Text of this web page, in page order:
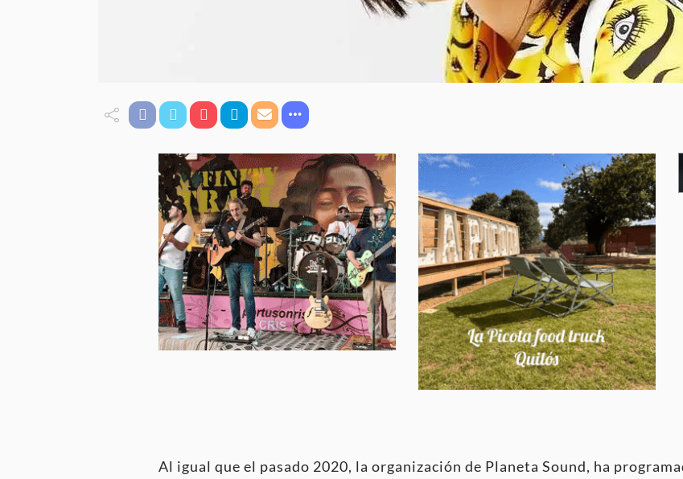
Al igual que el pasado 2020, la organización de Planeta Sound, ha